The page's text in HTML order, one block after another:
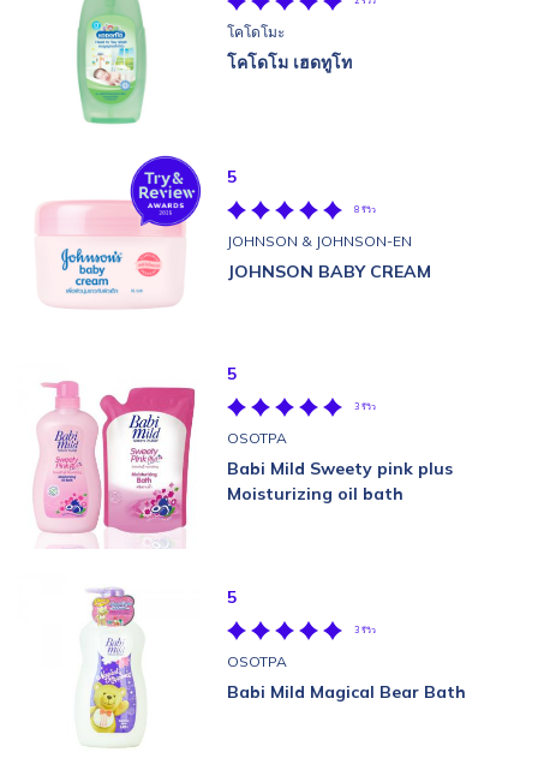
โคโดโมะ
โคโดโม เฮดทูโท
5
8 รีวิว
JOHNSON & JOHNSON-EN
JOHNSON BABY CREAM
5
3 รีวิว
OSOTPA
Babi Mild Sweety pink plus
Moisturizing oil bath
5
3 รีวิว
OSOTPA
Babi Mild Magical Bear Bath